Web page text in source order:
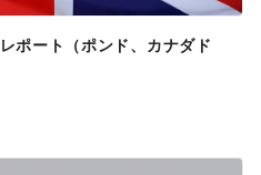
ポート（ポンド、カナダド